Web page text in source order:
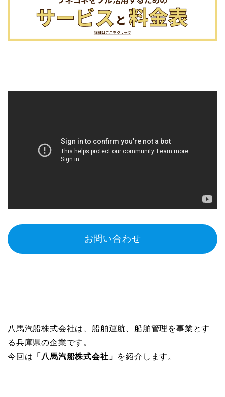
お問い合わせ
八馬汽船株式会社は、船舶運航、船舶管理を事業とす
る兵庫県の企業です。
今回は 「八馬汽船株式会社」 を紹介します。